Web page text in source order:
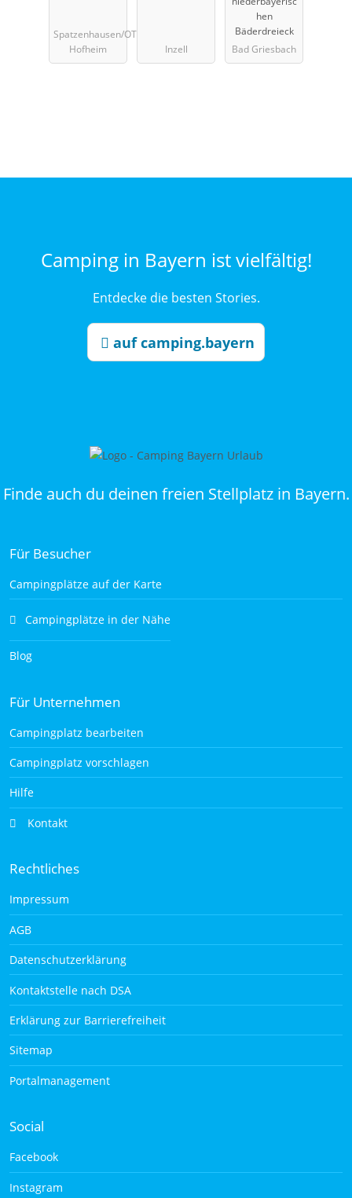
Spatzenhausen/OT
Hofheim
Inzell
bad
hen
Bäderdreieck
Bad Griesbach
Camping in Bayern ist vielfältig!
Entdecke die besten Stories.
auf camping.bayern
Finde auch du deinen freien Stellplatz in Bayern.
Für Besucher
Campingplätze auf der Karte
Campingplätze in der Nähe
Blog
Für Unternehmen
Campingplatz bearbeiten
Campingplatz vorschlagen
Hilfe
Kontakt
Rechtliches
Impressum
AGB
Datenschutzerklärung
Kontaktstelle nach DSA
Erklärung zur Barrierefreiheit
Sitemap
Portalmanagement
Social
Facebook
Instagram